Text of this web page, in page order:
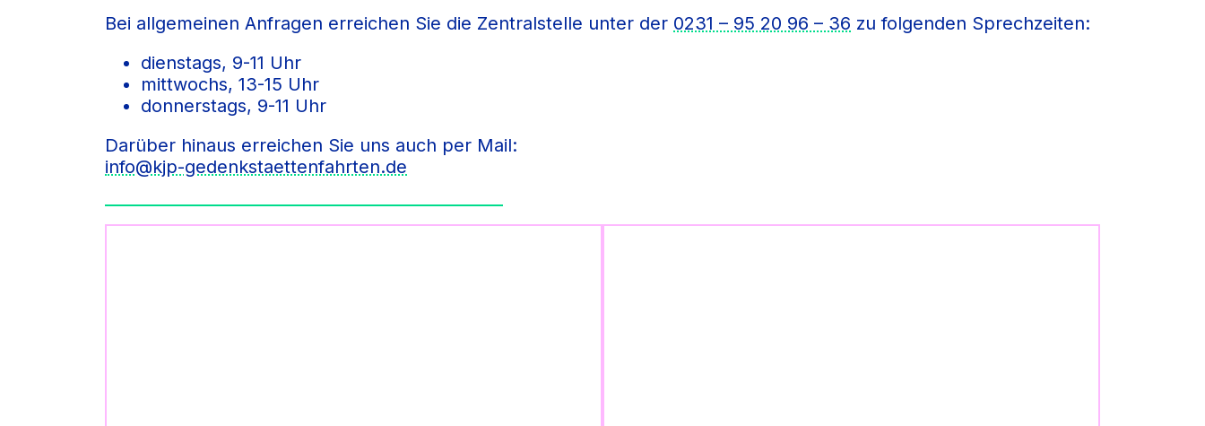
Bei allgemeinen Anfragen erreichen Sie die Zentralstelle unter der 0231 – 95 20 96 – 36 zu folgenden Sprechzeiten:
dienstags, 9-11 Uhr
mittwochs, 13-15 Uhr
donnerstags, 9-11 Uhr
Darüber hinaus erreichen Sie uns auch per Mail:
info@kjp-gedenkstaettenfahrten.de